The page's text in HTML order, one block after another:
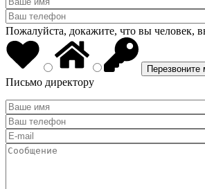
Пожалуйста, докажите, что вы человек,
Письмо директору